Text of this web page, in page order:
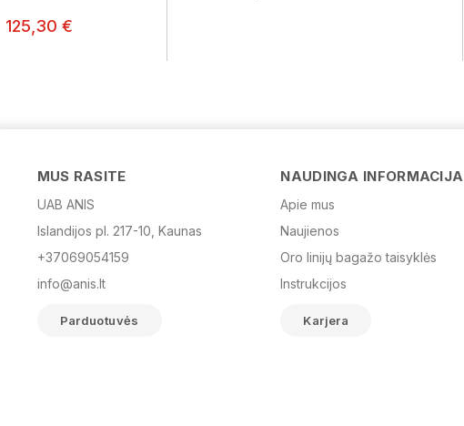
125,30 €
MUS RASITE
UAB ANIS
Islandijos pl. 217-10, Kaunas
+37069054159
info@anis.lt
Parduotuvės
NAUDINGA INFORMACIJA
Apie mus
Naujienos
Oro linijų bagažo taisyklės
Instrukcijos
Karjera